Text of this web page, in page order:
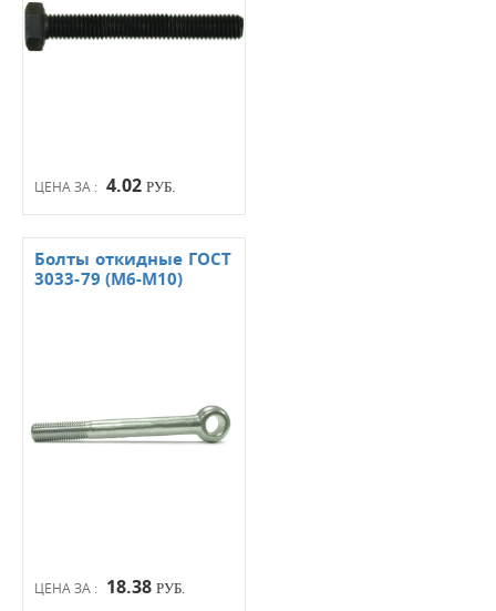
ЦЕНА ЗА : 4.02 РУБ.
ЦЕНА ЗА : 18.38 РУБ.
Болты откидные ГОСТ
3033-79 (М6-М10)